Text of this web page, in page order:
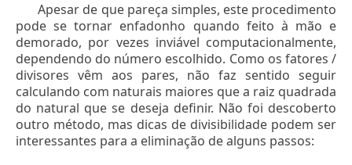
Apesar de que pareça simples, este procedimento
pode se tornar enfadonho quando feito à mão e
demorado, por vezes inviável computacionalmente,
dependendo do número escolhido. Como os fatores /
divisores vêm aos pares, não faz sentido seguir
calculando com naturais maiores que a raiz quadrada
do natural que se deseja definir. Não foi descoberto
outro método, mas dicas de divisibilidade podem ser
interessantes para a eliminação de alguns passos: